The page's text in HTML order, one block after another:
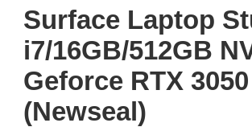
Surface Laptop
i7/16GB/512GB
Geforce RTX
(Newseal)